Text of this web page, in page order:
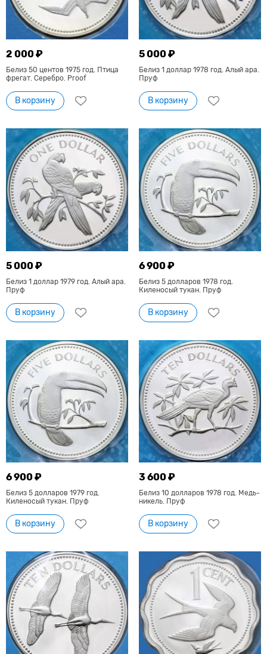
2 000 ₽
Белиз 50 центов 1975 год. Птица
фрегат. Серебро. Proof
В корзину
5 000 ₽
Белиз 1 доллар 1978 год. Алый ара.
Пруф
В корзину
5 000 ₽
Белиз 1 доллар 1979 год. Алый ара.
Пруф
В корзину
6 900 ₽
Белиз 5 долларов 1978 год.
Киленосый тукан. Пруф
В корзину
6 900 ₽
Белиз 5 долларов 1979 год.
Киленосый тукан. Пруф
В корзину
3 600 ₽
Белиз 10 долларов 1978 год. Медь-
никель. Пруф
В корзину